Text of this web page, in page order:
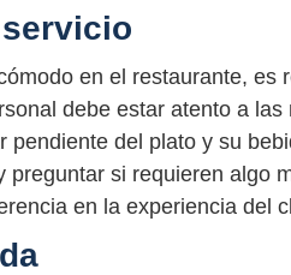
en el restaurante, es
debe estar atento a
pendiente del plato y su
si requieren algo
en la experiencia del